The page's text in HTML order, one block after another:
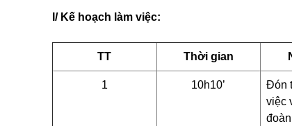
I/ Kế hoạch làm việc:
TT Thời gian
1 10h10’
Đón
việc
đoàn